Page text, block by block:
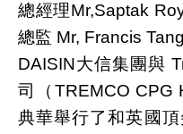
總經理Mr,Saptak
總監 Mr, Francis
DAISIN大信集團與
司（TREMCO CPG
典華舉行了和英國